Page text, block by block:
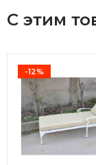
С этим
-12%